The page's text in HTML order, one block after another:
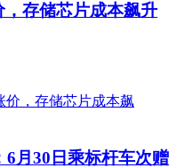
存储芯片成本飙升
月30日乘标杆车次赠